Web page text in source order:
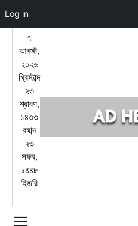
৭
আগস্ট,
২০২৬
খ্রিস্টাব্দ
২৩
শ্রাবণ,
১৪৩৩
বঙ্গাব্দ
২৩
সফর,
১৪৪৮
হিজরি
Log in